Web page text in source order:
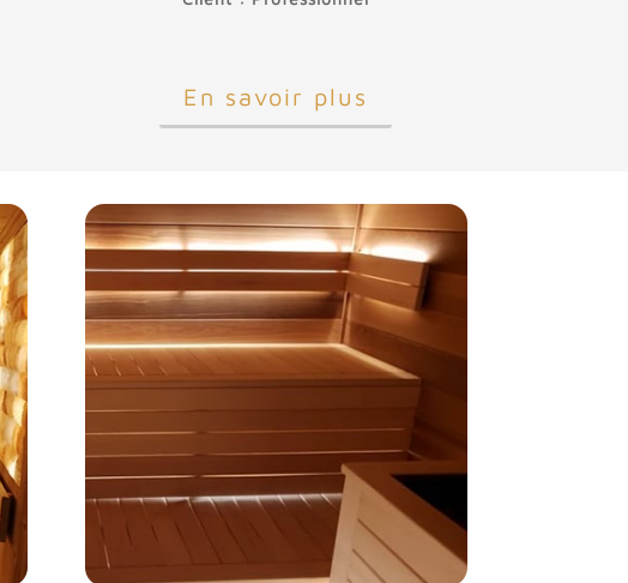
En savoir plus